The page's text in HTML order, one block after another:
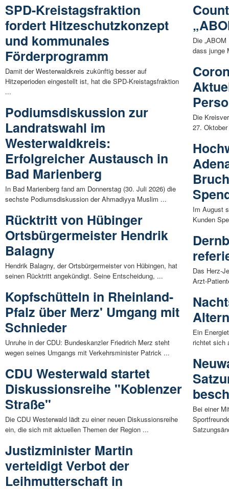
SPD-Kreistagsfraktion
fordert Hitzeschutzkonzept
und kommunales
Förderprogramm
Damit der Westerwaldkreis zukünftig besser auf
Hitzeperioden eingestellt ist, hat die SPD-Kreistagsfraktion
...
Podiumsdiskussion zur
Landratswahl im
Westerwaldkreis:
Erfolgreicher Austausch in
Bad Marienberg
In Bad Marienberg fand am Donnerstag (30. Juli 2026) die
sechste Podiumsdiskussion der Ahmadiyya Muslim ...
Rücktritt von Hübinger
Ortsbürgermeister Hendrik
Balagny
Hendrik Balagny, der Ortsbürgermeister von Hübingen, hat
seinen Rücktritt angekündigt. Seine Entscheidung, ...
Kopfschütteln in Rheinland-
Pfalz über Merz' Umgang mit
Schnieder
Unruhe in der CDU: Bundeskanzler Friedrich Merz steht
wegen seines Umgangs mit Verkehrsminister Patrick ...
CDU Westerwald startet
Diskussionsreihe "Koblenzer
Straße"
Die CDU Westerwald lädt zu einer neuen Diskussionsreihe
ein, die sich mit aktuellen Themen der Region ...
Justizminister Martin
verteidigt Verbot der
Leihmutterschaft in
Die
dass junge
Die
27.
Im August
Kunden
Das Herz-
Arzt-
Ein
richtet sich
Bei einer